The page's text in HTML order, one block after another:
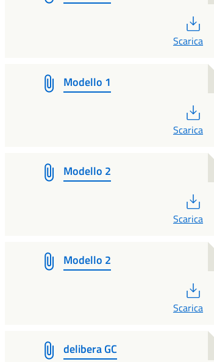
Scarica
Modello 1
Scarica
Modello 2
Scarica
Modello 2
Scarica
delibera GC